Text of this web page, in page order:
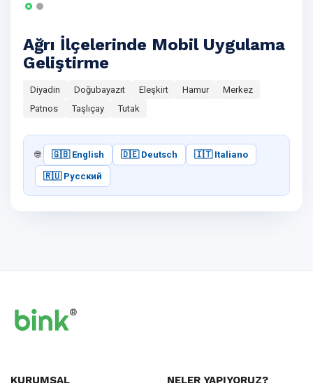
Ağrı İlçelerinde Mobil Uygulama
Geliştirme
Diyadin Doğubayazıt Eleşkirt Hamur
Merkez
Patnos
Taşlıçay Tutak
🌐 🇬🇧 English 🇩🇪 Deutsch 🇮🇹 Italiano
🇷🇺 Русский
KURUMSAL NELER YAPIYORUZ?